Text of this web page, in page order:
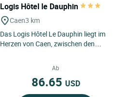
Logis Hôtel le Dauphin
Caen3 km
Das Logis Hôtel Le Dauphin liegt im
Herzen von Caen, zwischen den
Ab
86.65 USD